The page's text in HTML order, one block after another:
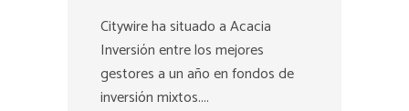
Citywire ha situado a Acacia
Inversión entre los mejores
gestores a un año en fondos de
inversión mixtos....